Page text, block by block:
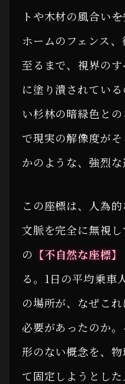
トや木材の風合い――
ホームのフェンス
至るまで、視界の
に塗り潰されてい
い杉林の暗緑色と
で現実の解像度が
かのような、強烈な
この座標は、人為
文脈を完全に無視
の 【不自然な座標】
る。1日の平均乗車
の場所が、なぜこ
必要があったのか
形のない概念を、
て固定しようとし